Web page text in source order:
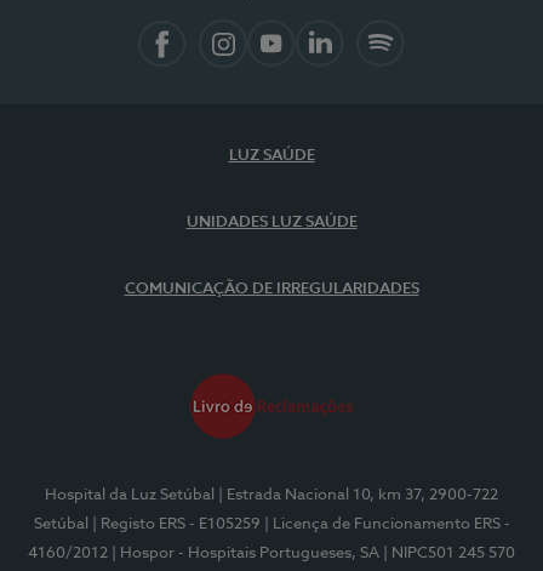
LUZ SAÚDE
UNIDADES LUZ SAÚDE
COMUNICAÇÃO DE IRREGULARIDADES
Hospital da Luz Setúbal
| Estrada Nacional 10, km 37, 2900-722
Setúbal
| Registo ERS - E105259
| Licença de Funcionamento ERS -
4160/2012
| Hospor - Hospitais Portugueses, SA | NIPC501 245 570